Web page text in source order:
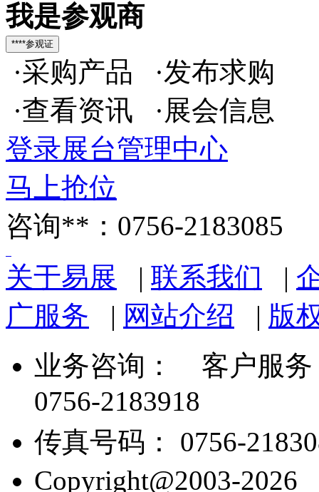
我是参观商
·采购产品 ·发布求购
·查看资讯 ·展会信息
登录展台管理中心
马上抢位
咨询**：0756-2183085
关于易展 | 联系我们 |
广服务 | 网站介绍 | 版
业务咨询：
客户服务
0756-2183918
传真号码： 0756-
Copyright@2003-